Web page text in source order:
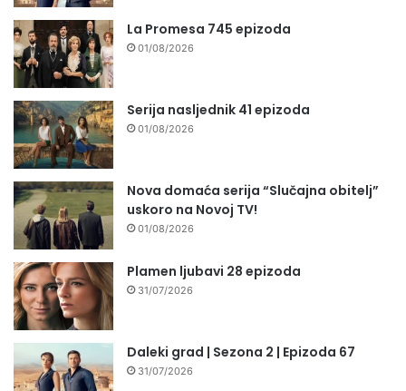
La Promesa 745 epizoda
01/08/2026
Serija nasljednik 41 epizoda
01/08/2026
Nova domaća serija “Slučajna obitelj”
uskoro na Novoj TV!
01/08/2026
Plamen ljubavi 28 epizoda
31/07/2026
Daleki grad | Sezona 2 | Epizoda 67
31/07/2026